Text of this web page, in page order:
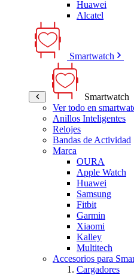
Huawei
Alcatel
Smartwatch
Smartwatch
Ver todo en
Anillos Inteligentes
Relojes
Bandas de Actividad
Marca
OURA
Apple Watch
Huawei
Samsung
Fitbit
Garmin
Xiaomi
Kalley
Multitech
Accesorios para
Cargadores